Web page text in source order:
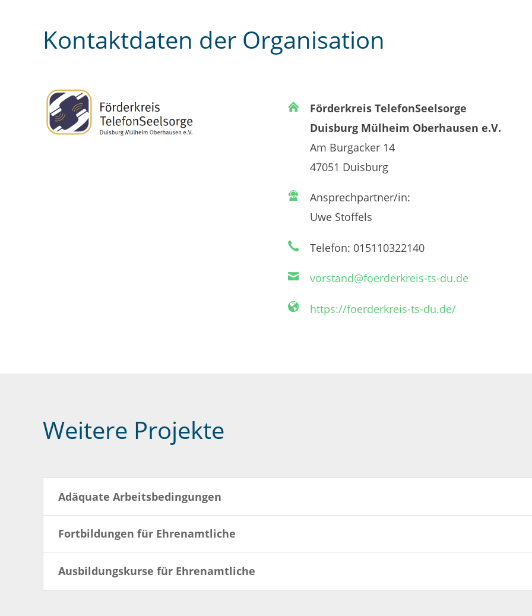
Kontaktdaten der Organisation
Förderkreis TelefonSeelsorge
Duisburg Mülheim Oberhausen e.V.
Am Burgacker 14
47051 Duisburg
Ansprechpartner/in:
Uwe Stoffels
Telefon: 015110322140
vorstand@foerderkreis-ts-du.de
https://foerderkreis-ts-du.de/
Weitere Projekte
Adäquate Arbeitsbedingungen
Fortbildungen für Ehrenamtliche
Ausbildungskurse für Ehrenamtliche